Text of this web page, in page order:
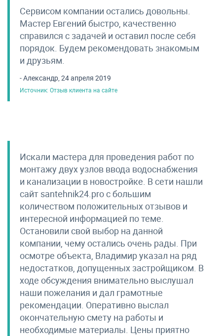
Сервисом компании остались довольны.
Мастер Евгений быстро, качественно
справился с задачей и оставил после себя
порядок. Будем рекомендовать знакомым
и друзьям.
- Александр, 24 апреля 2019
Источник: Отзыв клиента на сайте
Искали мастера для проведения работ по
монтажу двух узлов ввода водоснабжения
и канализации в новостройке. В сети нашли
сайт santehnik24.pro с большим
количеством положительных отзывов и
интересной информацией по теме.
Остановили свой выбор на данной
компании, чему остались очень рады. При
осмотре объекта, Владимир указал на ряд
недостатков, допущенных застройщиком. В
ходе обсуждения внимательно выслушал
наши пожелания и дал грамотные
рекомендации. Оперативно выслал
окончательную смету на работы и
необходимые материалы. Цены приятно